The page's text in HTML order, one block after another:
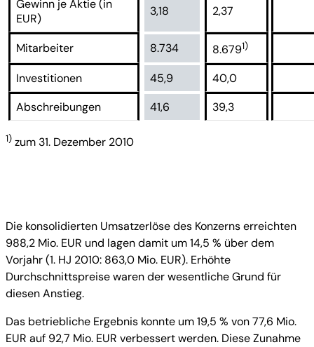
Gewinn je Aktie (in
EUR)
3,18 2,37
Mitarbeiter 8.734 8.6791)
Investitionen 45,9
40,0
Abschreibungen
41,6 39,3
1) zum 31. Dezember 2010
Die konsolidierten Umsatzerlöse des Konzerns erreichten
988,2 Mio. EUR und lagen damit um 14,5 % über dem
Vorjahr (1. HJ 2010: 863,0 Mio. EUR). Erhöhte
Durchschnittspreise waren der wesentliche Grund für
diesen Anstieg.
Das betriebliche Ergebnis konnte um 19,5 % von 77,6 Mio.
EUR auf 92,7 Mio. EUR verbessert werden. Diese Zunahme